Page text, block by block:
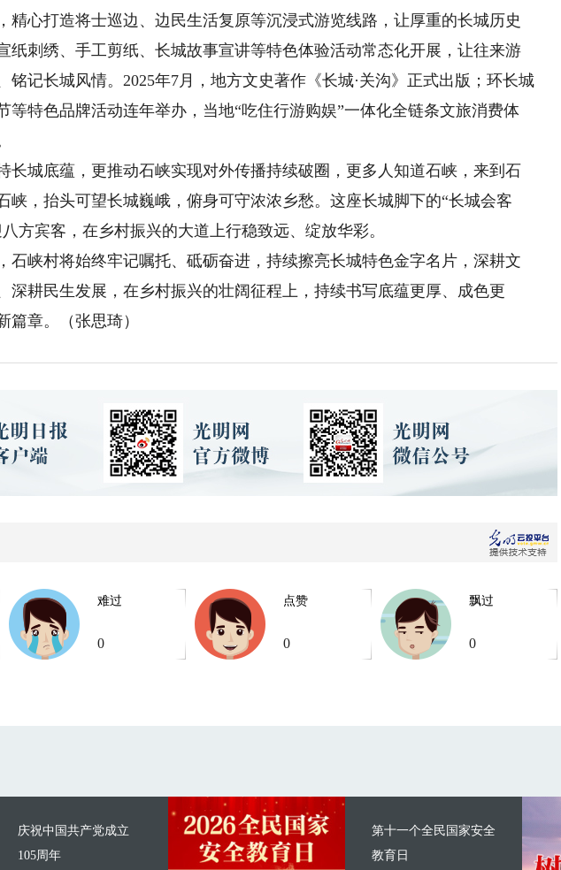
精心打造将士巡边、边民生活复原等沉浸式游览线路，让厚重的长城历史
纸刺绣、手工剪纸、长城故事宣讲等特色体验活动常态化开展，让往来游
铭记长城风情。2025年7月，地方文史著作《长城·关沟》正式出版；环长城
等特色品牌活动连年举办，当地“吃住行游购娱”一体化全链条文旅消费体
城底蕴，更推动石峡实现对外传播持续破圈，更多人知道石峡，来到石
峡，抬头可望长城巍峨，俯身可守浓浓乡愁。这座长城脚下的“长城会客
方宾客，在乡村振兴的大道上行稳致远、绽放华彩。
峡村将始终牢记嘱托、砥砺奋进，持续擦亮长城特色金字名片，深耕文
深耕民生发展，在乡村振兴的壮阔征程上，持续书写底蕴更厚、成色更
篇章。（张思琦）
难过
0
点赞
0
飘过
0
庆祝中国共产党成立
105周年
第十一个全民国家安全
教育日